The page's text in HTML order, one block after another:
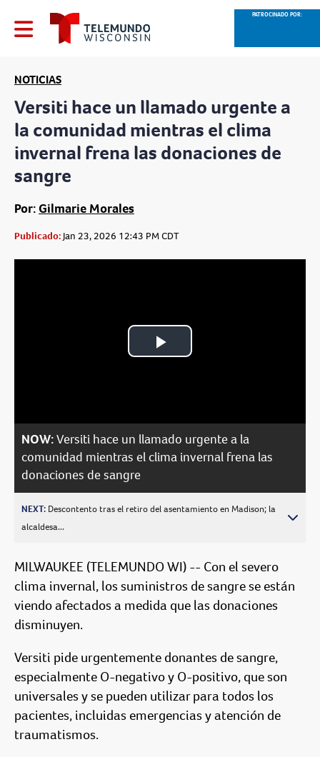
PATROCINADO POR:
NOTICIAS
Versiti hace un llamado urgente a
la comunidad mientras el clima
invernal frena las donaciones de
sangre
Por: Gilmarie Morales
Publicado:Jan 23, 2026 12:43 PM CDT
Play
NOW:Versiti hace un llamado urgente a la
comunidad mientras el clima invernal frena las
donaciones de sangre
NEXT: Descontento tras el retiro del asentamiento en Madison; la
alcaldesa...
MILWAUKEE (TELEMUNDO WI) -- Con el severo
clima invernal, los suministros de sangre se están
viendo afectados a medida que las donaciones
disminuyen.
Versiti pide urgentemente donantes de sangre,
especialmente O-negativo y O-positivo, que son
universales y se pueden utilizar para todos los
pacientes, incluidas emergencias y atención de
traumatismos.